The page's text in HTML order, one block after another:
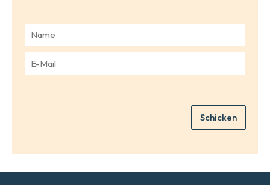
m
*
Schicken